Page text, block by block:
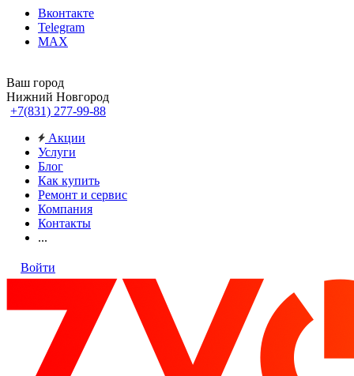
Вконтакте
Telegram
MAX
Ваш город
Нижний Новгород
+7(831) 277-99-88
Акции
Услуги
Блог
Как купить
Ремонт и сервис
Компания
Контакты
...
Войти